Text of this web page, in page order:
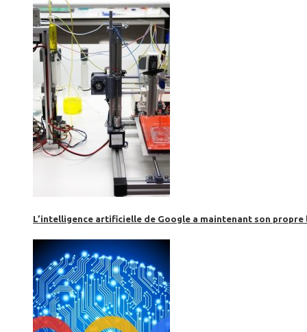
L’intelligence artificielle de Google a maintenant son propre